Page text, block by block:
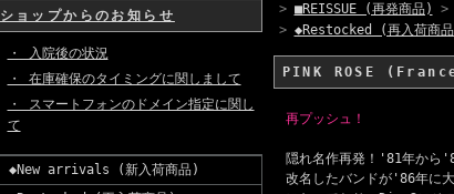
ショップからのお知らせ
・ 入院後の状況
・ 在庫確保のタイミングに関しまして
・ スマートフォンのドメイン指定に関し
て
◆New arrivals (新入荷商品)
> ■REISSUE (再発商品) >
> ◆Restocked (再入荷商
PINK ROSE
再プッシュ！
隠れ名作再発！'81年から
改名したバンドが'86年に